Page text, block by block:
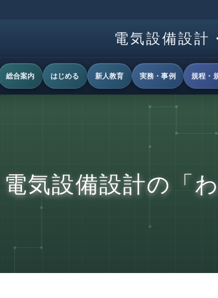
電気設備設計
総合案内 はじめる 新人教育 実務・事例 規程・
電気設備設計の「